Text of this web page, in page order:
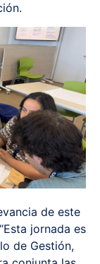
de este
jornada es
de Gestión,